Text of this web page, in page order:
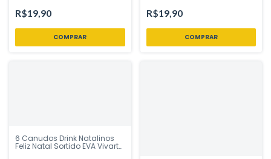
Festa Loja
R$19,90 Loja
R$19,90
6 Canudos Drink Natalinos
Feliz Natal Sortido EVA Vivarte